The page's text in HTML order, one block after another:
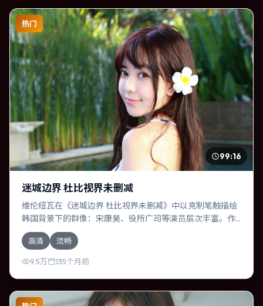
热门
99:16
迷城边界 杜比视界未删减
维伦纽瓦在《迷城边界 杜比视界未删减》中以克制笔触描绘
韩国背景下的群像：宋康昊、役所广司等演员层次丰富。作
为一部传记作品，故事从日常裂缝切入，逐步推向不可逆转
的结局；视听语言统一，情感落点克制有力。
高清 流畅
9.5万 135个月前